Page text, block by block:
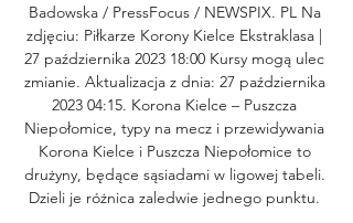
Badowska / PressFocus / NEWSPIX. PL Na
zdjęciu: Piłkarze Korony Kielce Ekstraklasa |
27 października 2023 18:00 Kursy mogą ulec
zmianie. Aktualizacja z dnia: 27 października
2023 04:15. Korona Kielce – Puszcza
Niepołomice, typy na mecz i przewidywania
Korona Kielce i Puszcza Niepołomice to
drużyny, będące sąsiadami w ligowej tabeli.
Dzieli je różnica zaledwie jednego punktu.